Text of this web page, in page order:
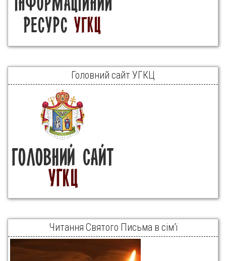
Головний сайт УГКЦ
Читання Святого Письма в сім’ї